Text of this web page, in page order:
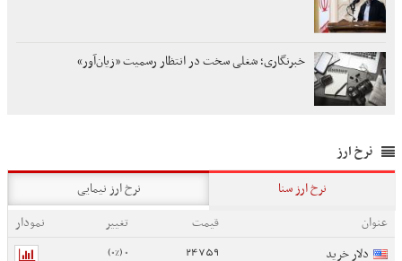
خبرنگاری؛ شغلی سخت در انتظار رسمیت «زیان‌آور»
نرخ ارز
نرخ ارز سنا
نرخ ارز نیمایی
عنوان
قیمت تغییر
نمودار
دلار خرید
24759
0 (0%)